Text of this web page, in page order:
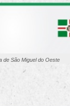
de São Miguel do Oeste